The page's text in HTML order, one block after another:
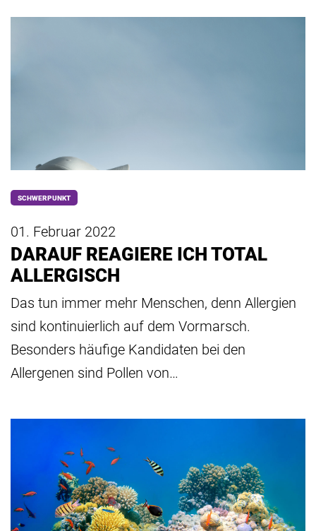
SCHWERPUNKT
01. Februar 2022
DARAUF REAGIERE ICH TOTAL
ALLERGISCH
Das tun immer mehr Menschen, denn Allergien
sind kontinuierlich auf dem Vormarsch.
Besonders häufige Kandidaten bei den
Allergenen sind Pollen von…